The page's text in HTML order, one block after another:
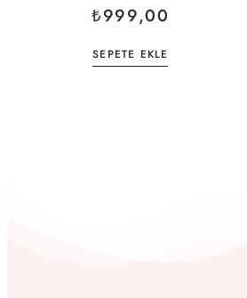
₺999,00
SEPETE EKLE